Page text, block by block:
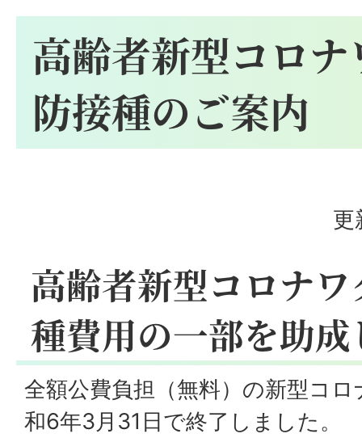
高齢者新型コロ
防接種のご案内
更
高齢者新型コロナ
種費用の一部を助成
全額公費負担（無料）の新型コ
和6年3月31日で終了しました。